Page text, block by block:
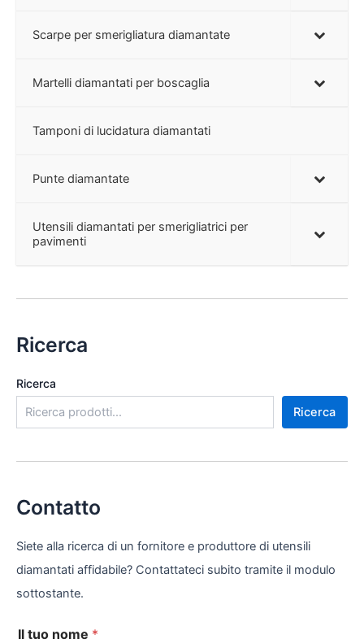
Scarpe per smerigliatura diamantate
Martelli diamantati per boscaglia
Tamponi di lucidatura diamantati
Punte diamantate
Utensili diamantati per smerigliatrici per
pavimenti
Ricerca
Ricerca
Ricerca
Contatto
Siete alla ricerca di un fornitore e produttore di utensili
diamantati affidabile? Contattateci subito tramite il modulo
sottostante.
Il tuo nome *